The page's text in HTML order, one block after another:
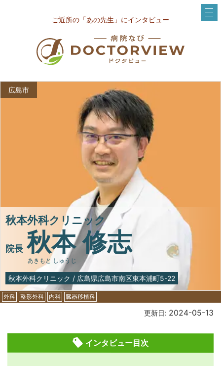
ご近所の「あの先生」にインタビュー
広島市
秋本外科クリニック
院長 秋本 修志
あきもと しゅうじ
秋本外科クリニック / 広島県広島市南区東本浦町5-22
外科 整形外科 内科 臓器移植科
更新日: 2024-05-13
インタビュー目次